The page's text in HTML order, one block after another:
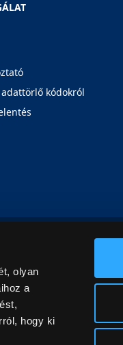
olyan
a
hogy ki
kódokról